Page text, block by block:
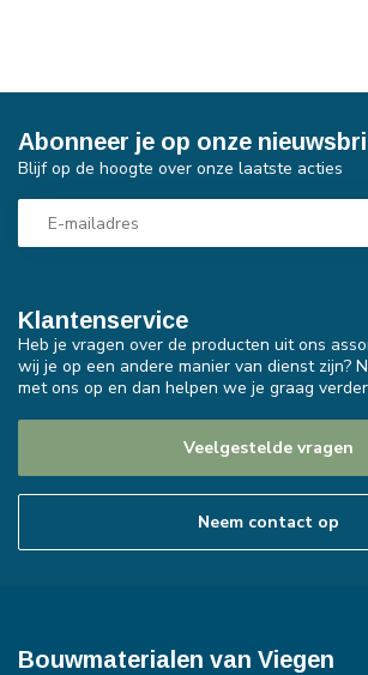
Klantenservice
Heb je vragen over de producten uit ons
wij je op een andere manier van dienst zijn?
met ons op en dan helpen we je graag
Veelgestelde vragen
Neem contact op
Abonneer je op onze
Blijf op de hoogte over onze laatste acties
Bouwmaterialen van Viegen